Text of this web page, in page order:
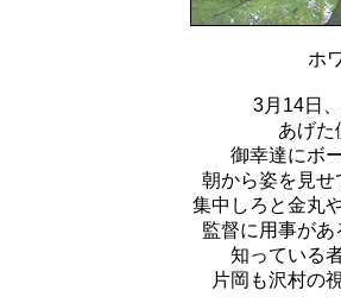
ホ
3月14日
あげた
御幸達にボ
朝から姿を見せ
集中しろと金丸
監督に用事があ
知っている
片岡も沢村の